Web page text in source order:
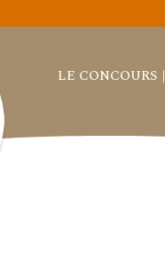
LE CONCOURS